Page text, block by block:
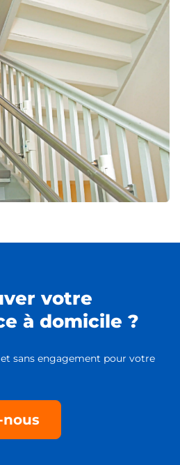
votre
à domicile ?
sans engagement pour votre
nous